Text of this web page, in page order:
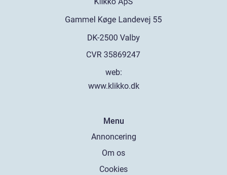
web:
www.klikko.dk
Menu
Annoncering
Om os
Cookies